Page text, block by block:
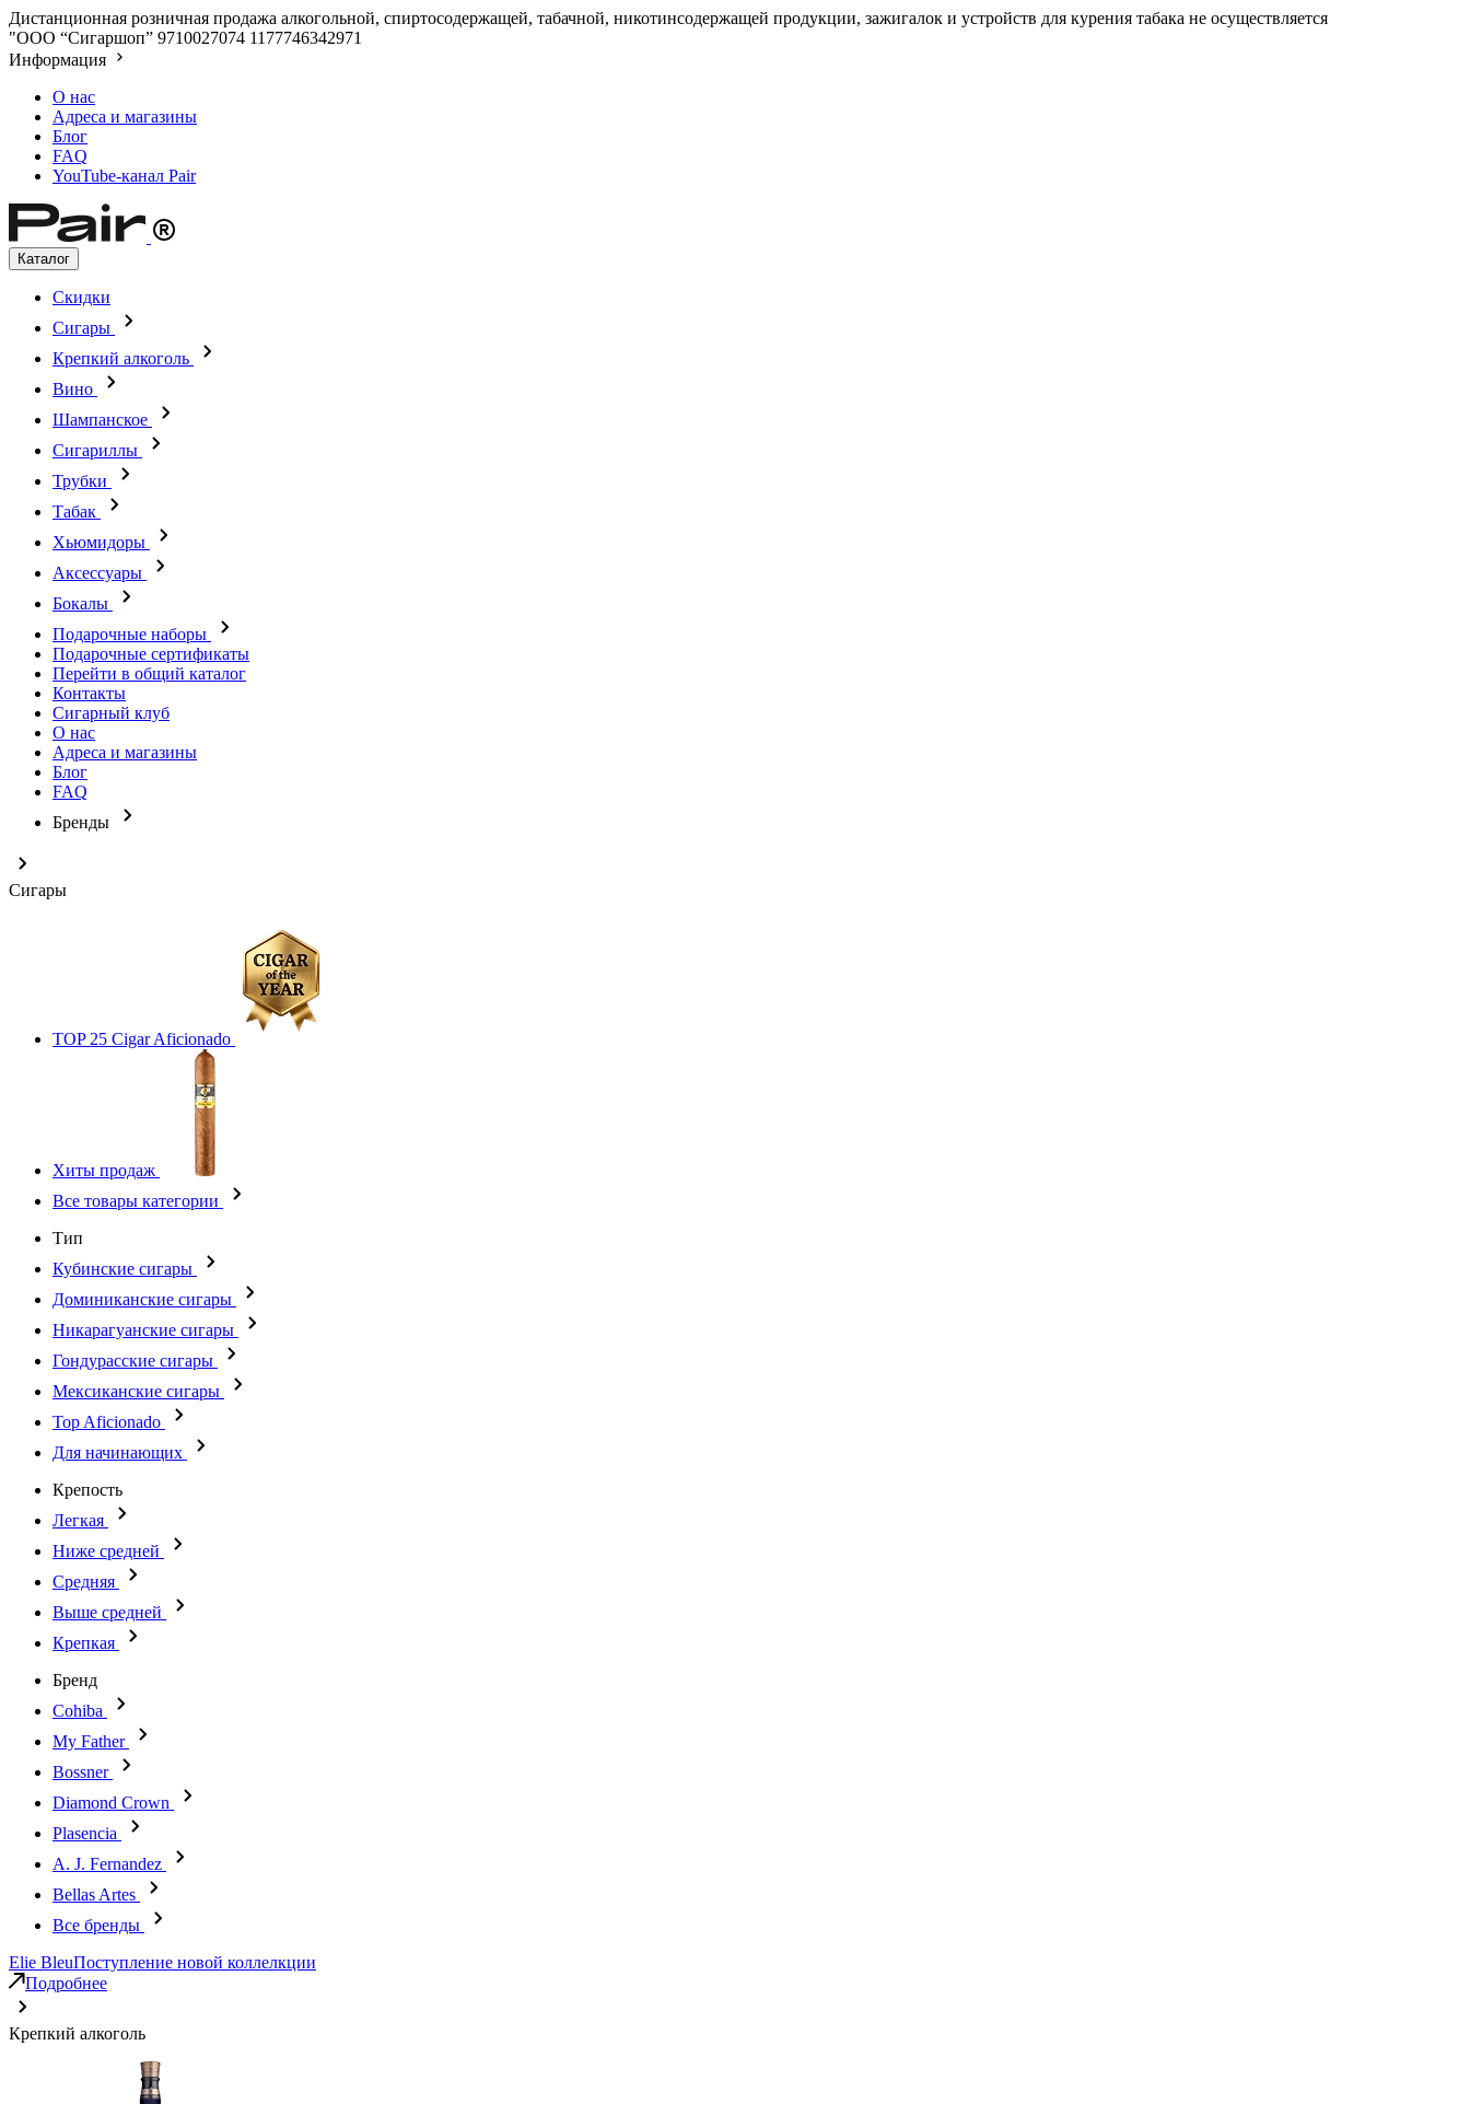
Дистанционная розничная продажа алкогольной, спиртосодержащей, табачной, никотинсодержащей продукции, зажигалок и устройств для курения табака не осуществляется
"ООО “Сигаршоп” 9710027074 1177746342971
Информация
О нас
Адреса и магазины
Блог
FAQ
YouTube-канал Pair
Каталог
Скидки
Сигары
Крепкий алкоголь
Вино
Шампанское
Сигариллы
Трубки
Табак
Хьюмидоры
Аксессуары
Бокалы
Подарочные наборы
Подарочные сертификаты
Перейти в общий каталог
Контакты
Сигарный клуб
О нас
Адреса и магазины
Блог
FAQ
Бренды
Сигары
TOP 25 Cigar Aficionado
Хиты продаж
Все товары категории
Тип
Кубинские сигары
Доминиканские сигары
Никарагуанские сигары
Гондурасские сигары
Мексиканские сигары
Top Aficionado
Для начинающих
Крепость
Легкая
Ниже средней
Средняя
Выше средней
Крепкая
Бренд
Cohiba
My Father
Bossner
Diamond Crown
Plasencia
A. J. Fernandez
Bellas Artes
Все бренды
Elie BleuПоступление новой коллелкции
Подробнее
Крепкий алкоголь